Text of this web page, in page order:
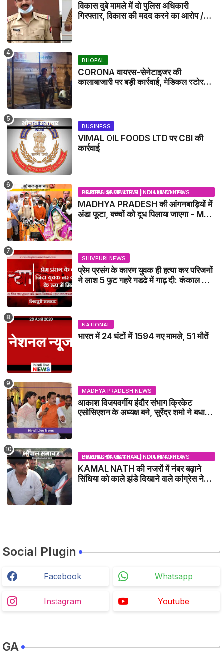
विकास दुबे मामले में दो पुलिस अधिकारी
गिरफ्तार, विकास की मदद करने का आरोप /
BHOPAL
CORONA वायरस-सेनेटाइजर की
कालाबाजारी पर बड़ी कार्रवाई, मेडिकल स्टोर
BUSINESS
VIMAL OIL FOODS LTD पर CBI की
कार्रवाई
BHOPAL SAMACHAR | NO 1 HINDI NEWS PORTAL OF CENTRAL INDIA (MADHYA PRADESH)
MADHYA PRADESH की आंगनबाड़ियों में
अंडा फूटा, बच्चों को दूध पिलाया जाएगा - MP
SHIVPURI NEWS
प्रेम प्रसंग के कारण युवक ही हत्या कर परिजनों
ने लाश 5 फुट गहरे गडढे में गाढ़ दी: कंकाल के
NATIONAL
भारत में 24 घंटों में 1594 नए मामले, 51 मौतें
MADHYA PRADESH NEWS
आकाश विजयवर्गीय इंदौर संभाग क्रिकेट
एसोसिएशन के अध्यक्ष बने, सुरेंद्र शर्मा ने बधाई
BHOPAL SAMACHAR | NO 1 HINDI NEWS PORTAL OF CENTRAL INDIA (MADHYA PRADESH)
KAMAL NATH की नजरों में नंबर बढ़ाने
सिंधिया को काले झंडे दिखाने वाले कांग्रेस नेता
Social Plugin
Facebook Whatsapp
Instagram Youtube
GA